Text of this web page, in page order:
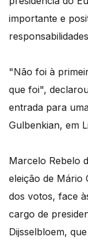
importante e
"Não foi à
que foi",
entrada para
Gulbenkian, em
Marcelo Rebelo
eleição de Mário
dos votos, face
cargo de
Dijsselbloem,